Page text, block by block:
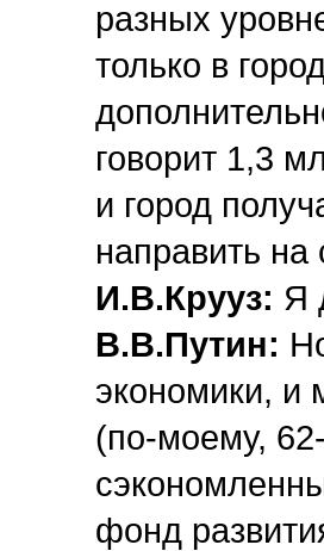
разных
только в
говорит 1,3
и город
направить на
И.В.Крууз: Я
В.В.Путин:
экономики, и
(по-моему,
фонд